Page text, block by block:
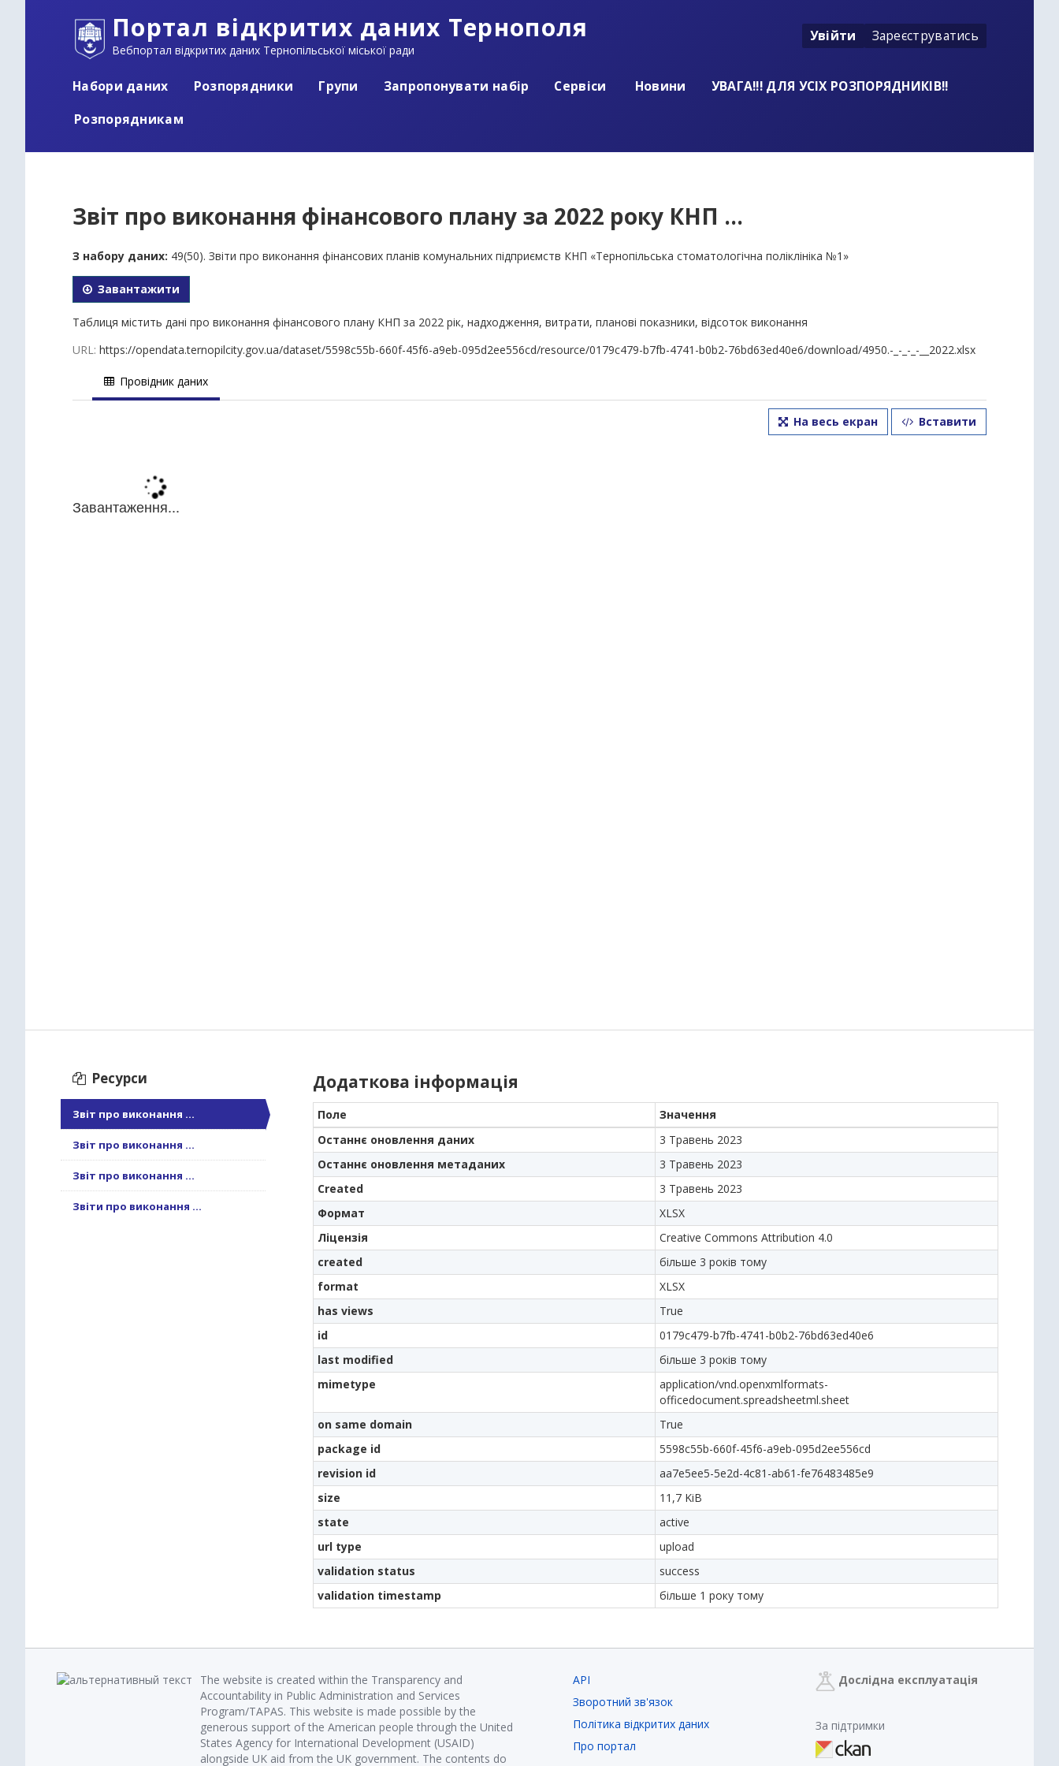
Портал відкритих даних Тернополя
Вебпортал відкритих даних Тернопільської міської ради
Увійти Зареєструватись
Набори даних Розпорядники Групи Запропонувати набір Сервіси Новини
УВАГА!!! ДЛЯ УСІХ РОЗПОРЯДНИКІВ!!
Розпорядникам
Звіт про виконання фінансового плану за 2022 року КНП ...
З набору даних: 49(50). Звіти про виконання фінансових планів комунальних підприємств КНП «Тернопільська стоматологічна поліклініка №1»
Завантажити
Таблиця містить дані про виконання фінансового плану КНП за 2022 рік, надходження, витрати, планові показники, відсоток виконання
URL: https://opendata.ternopilcity.gov.ua/dataset/5598c55b-660f-45f6-a9eb-095d2ee556cd/resource/0179c479-b7fb-4741-b0b2-76bd63ed40e6/download/4950.-_-_-_-__2022.xlsx
Провідник даних
На весь екран Вставити
Ресурси
Звіт про виконання ...
Звіт про виконання ...
Звіт про виконання ...
Звіти про виконання ...
Додаткова інформація
Поле
Значення
Останнє оновлення даних
3 Травень 2023
Останнє оновлення метаданих
3 Травень 2023
Created
3 Травень 2023
Формат
XLSX
Ліцензія
Creative Commons Attribution 4.0
created
більше 3 років тому
format
XLSX
has views
True
id
0179c479-b7fb-4741-b0b2-76bd63ed40e6
last modified
більше 3 років тому
mimetype
application/vnd.openxmlformats-
officedocument.spreadsheetml.sheet
on same domain
True
package id
5598c55b-660f-45f6-a9eb-095d2ee556cd
revision id
aa7e5ee5-5e2d-4c81-ab61-fe76483485e9
size
11,7 KiB
state
active
url type
upload
validation status
success
validation timestamp
більше 1 року тому
The website is created within the Transparency and
Accountability in Public Administration and Services
Program/TAPAS. This website is made possible by the
generous support of the American people through the United
States Agency for International Development (USAID)
alongside UK aid from the UK government. The contents do
API
Зворотний зв'язок
Політика відкритих даних
Про портал
Дослідна експлуатація
За підтримки